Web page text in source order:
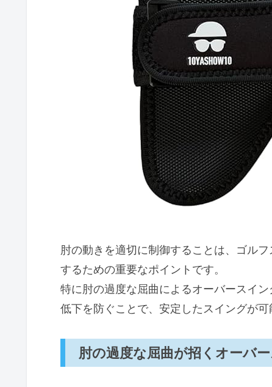
自宅での継続練習に最適なヒジえも
ヒジえもんのメリット：スイ
口コミ評価と実際の使用感：改
選び方のチェックリスト：失敗
あわせて読むとおすすめ
肘の動きを適切に制御することは、ゴル
するための重要なポイントです。
特に肘の過度な屈曲によるオーバースイ
低下を防ぐことで、安定したスイングが可
肘の過度な屈曲が招くオーバ